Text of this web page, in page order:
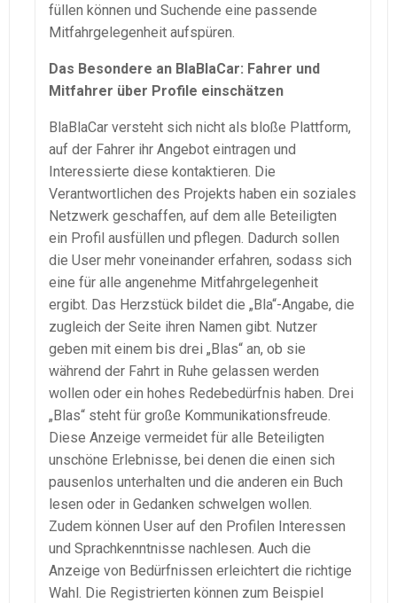
füllen können und Suchende eine passende
Mitfahrgelegenheit aufspüren.
Das Besondere an BlaBlaCar: Fahrer und
Mitfahrer über Profile einschätzen
BlaBlaCar versteht sich nicht als bloße Plattform,
auf der Fahrer ihr Angebot eintragen und
Interessierte diese kontaktieren. Die
Verantwortlichen des Projekts haben ein soziales
Netzwerk geschaffen, auf dem alle Beteiligten
ein Profil ausfüllen und pflegen. Dadurch sollen
die User mehr voneinander erfahren, sodass sich
eine für alle angenehme Mitfahrgelegenheit
ergibt. Das Herzstück bildet die „Bla“-Angabe, die
zugleich der Seite ihren Namen gibt. Nutzer
geben mit einem bis drei „Blas“ an, ob sie
während der Fahrt in Ruhe gelassen werden
wollen oder ein hohes Redebedürfnis haben. Drei
„Blas“ steht für große Kommunikationsfreude.
Diese Anzeige vermeidet für alle Beteiligten
unschöne Erlebnisse, bei denen die einen sich
pausenlos unterhalten und die anderen ein Buch
lesen oder in Gedanken schwelgen wollen.
Zudem können User auf den Profilen Interessen
und Sprachkenntnisse nachlesen. Auch die
Anzeige von Bedürfnissen erleichtert die richtige
Wahl. Die Registrierten können zum Beispiel